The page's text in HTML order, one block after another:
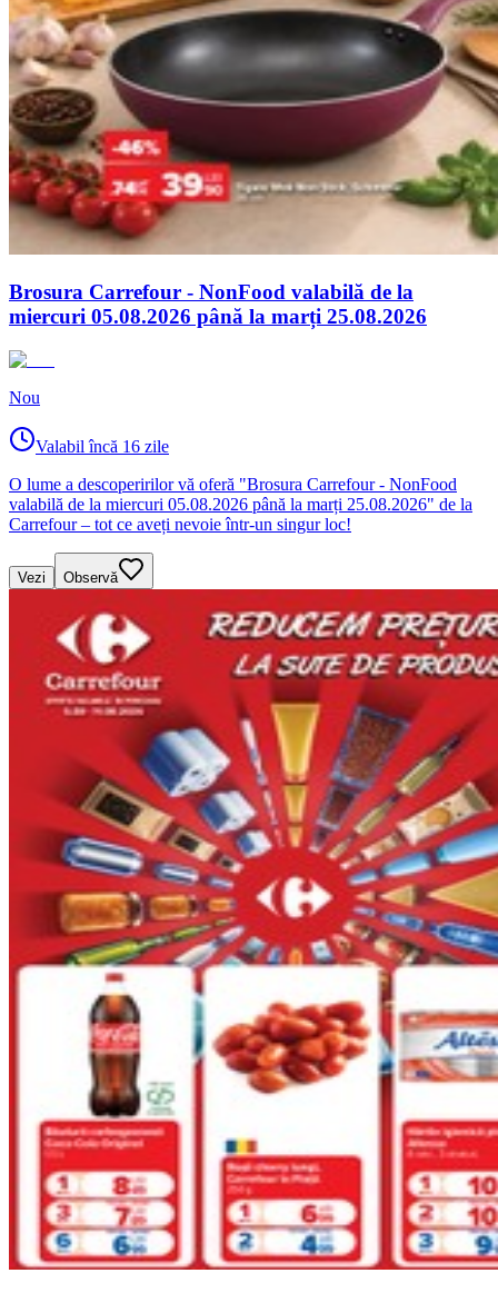
Brosura Carrefour - NonFood valabilă de la
miercuri 05.08.2026 până la marți 25.08.2026
Nou
Valabil încă 16 zile
O lume a descoperirilor vă oferă "Brosura Carrefour - NonFood
valabilă de la miercuri 05.08.2026 până la marți 25.08.2026" de la
Carrefour – tot ce aveți nevoie într-un singur loc!
Vezi Observă